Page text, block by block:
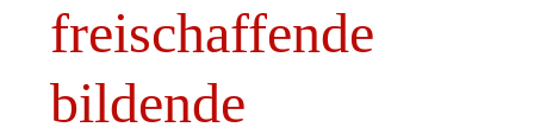
freischaffende
bildende